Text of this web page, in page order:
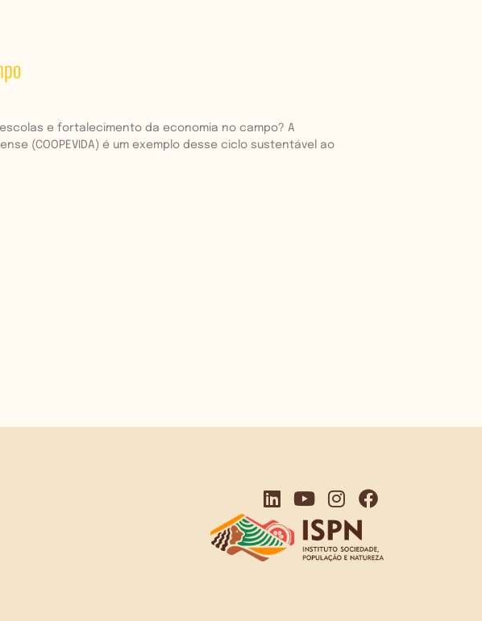
e fortalecimento da economia no campo? A
(COOPEVIDA) é um exemplo desse ciclo sustentável ao